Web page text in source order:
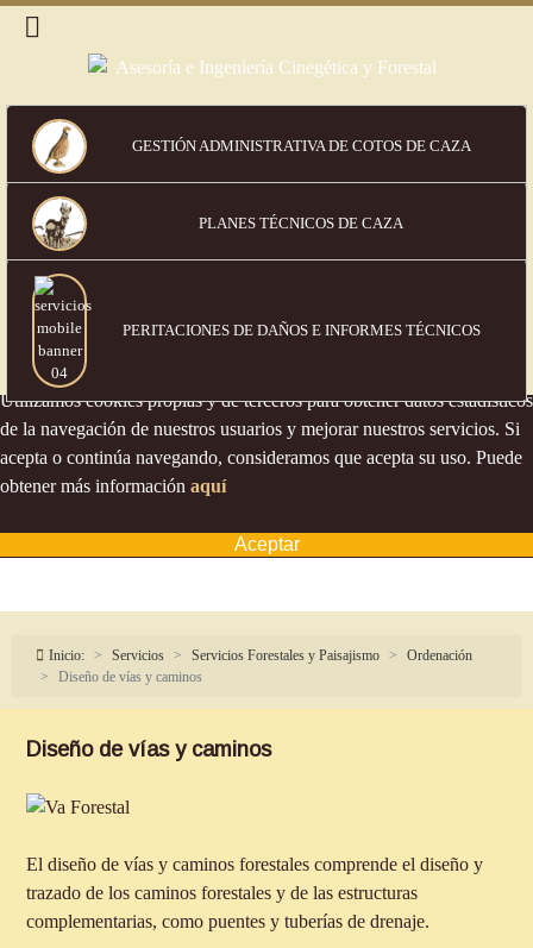
GESTIÓN ADMINISTRATIVA DE COTOS DE CAZA
PLANES TÉCNICOS DE CAZA
PERITACIONES DE DAÑOS E INFORMES TÉCNICOS
Política de cookies
Utilizamos cookies propias y de terceros para obtener datos estadísticos
de la navegación de nuestros usuarios y mejorar nuestros servicios. Si
acepta o continúa navegando, consideramos que acepta su uso. Puede
obtener más información aquí
Aceptar
Inicio: Servicios Servicios Forestales y Paisajismo
Ordenación
Diseño de vías y caminos
Diseño de vías y caminos
El diseño de vías y caminos forestales comprende el diseño y
trazado de los caminos forestales y de las estructuras
complementarias, como puentes y tuberías de drenaje.